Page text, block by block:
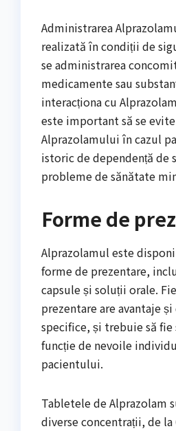
Administrarea
realizată în condiții de
se administrarea
medicamente sau
interacționa cu
este important să se
Alprazolamului în cazul
istoric de dependență de
probleme de sănătate
Forme de
Alprazolamul este
forme de prezentare,
capsule și soluții orale.
prezentare are avantaje
specifice, și trebuie să
funcție de nevoile
pacientului.
Tabletele de Alprazolam
diverse concentrații, de la